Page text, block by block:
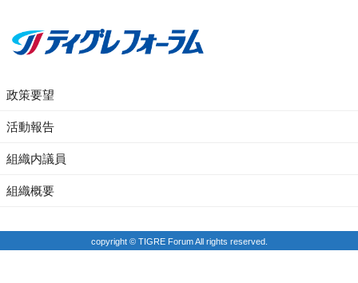
政策要望
活動報告
組織内議員
組織概要
copyright © TIGRE Forum All rights reserved.